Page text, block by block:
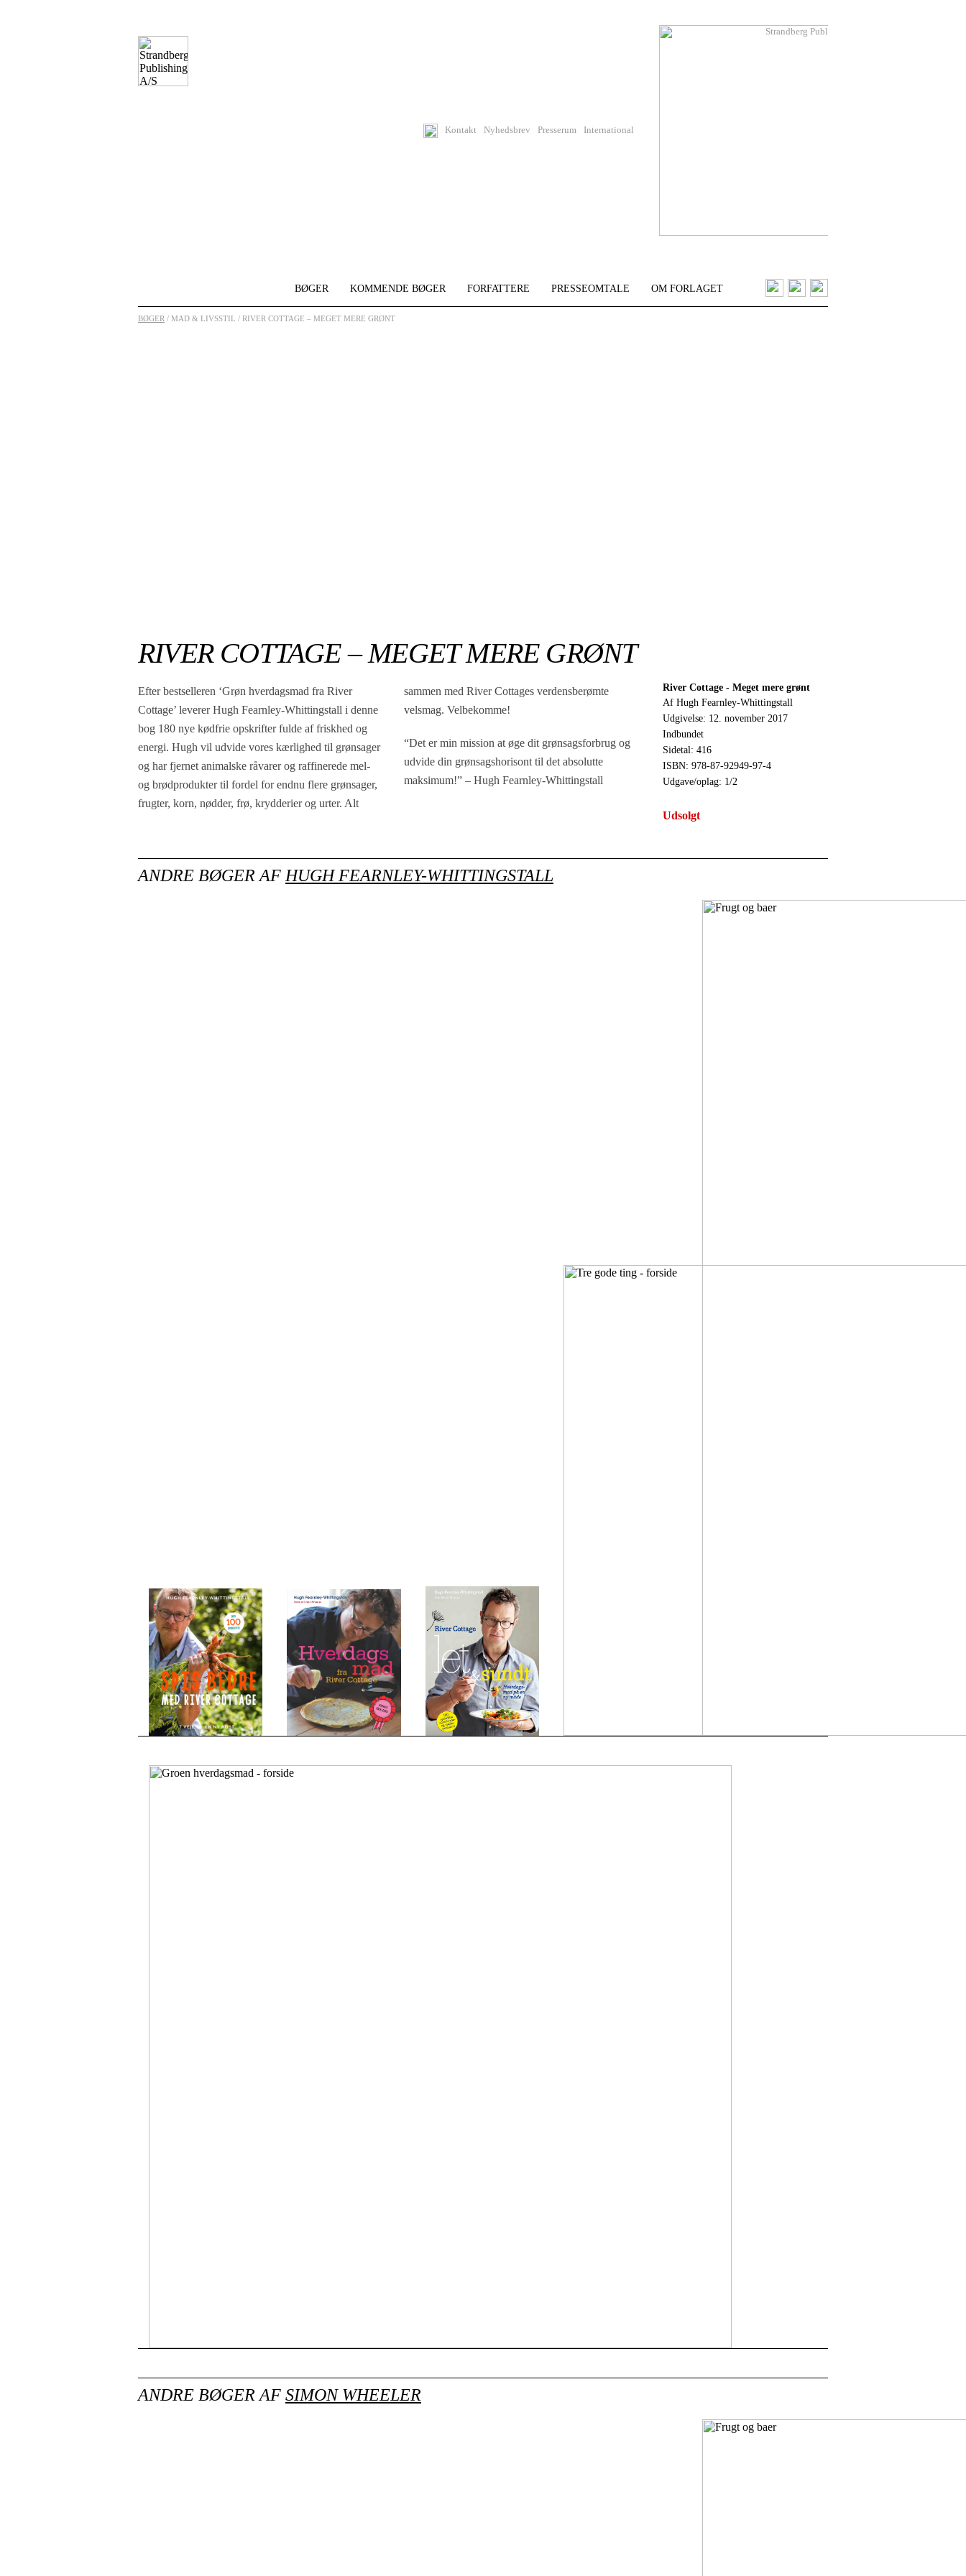
Kontakt Nyhedsbrev Presserum International
BØGER KOMMENDE BØGER FORFATTERE PRESSEOMTALE OM FORLAGET
BØGER / MAD & LIVSSTIL / RIVER COTTAGE – MEGET MERE GRØNT
RIVER COTTAGE – MEGET MERE GRØNT
Efter bestselleren ‘Grøn hverdagsmad fra River
Cottage’ leverer Hugh Fearnley-Whittingstall i denne
bog 180 nye kødfrie opskrifter fulde af friskhed og
energi. Hugh vil udvide vores kærlighed til grønsager
og har fjernet animalske råvarer og raffinerede mel-
og brødprodukter til fordel for endnu flere grønsager,
frugter, korn, nødder, frø, krydderier og urter. Alt
sammen med River Cottages verdensberømte
velsmag. Velbekomme!
“Det er min mission at øge dit grønsagsforbrug og
udvide din grønsagshorisont til det absolutte
maksimum!” – Hugh Fearnley-Whittingstall
River Cottage - Meget mere grønt
Af Hugh Fearnley-Whittingstall
Udgivelse: 12. november 2017
Indbundet
Sidetal: 416
ISBN: 978-87-92949-97-4
Udgave/oplag: 1/2
Udsolgt
ANDRE BØGER AF HUGH FEARNLEY-WHITTINGSTALL
ANDRE BØGER AF SIMON WHEELER